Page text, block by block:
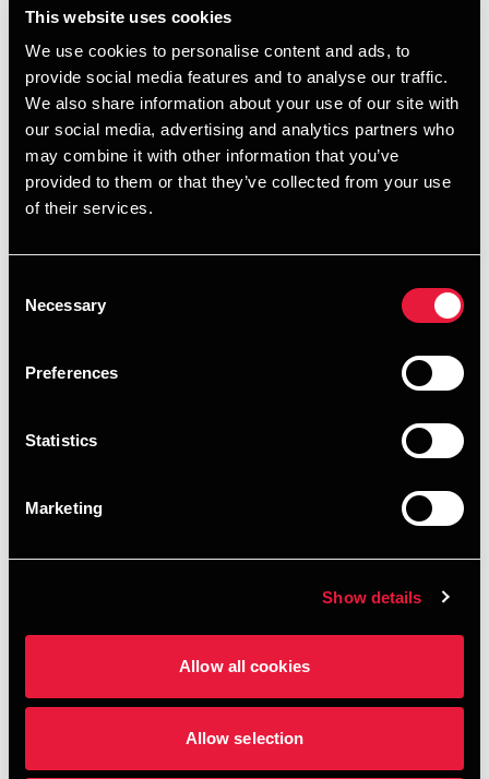
This website uses cookies
We use cookies to personalise content and ads, to
provide social media features and to analyse our traffic.
We also share information about your use of our site with
our social media, advertising and analytics partners who
may combine it with other information that you’ve
provided to them or that they’ve collected from your use
of their services.
Selection
Necessary
Preferences
Statistics
Marketing
Show details
Allow all cookies
Allow selection
på hinanden følgende regnskabsår. Selskaber med en
balancesum på over 50 mio. kr. i både 2022 og 2023 er
omfattet af reglen allerede fra i år.
Revisoren, der skal påtegne 2023-regnskabet, skal vælges
på en generalforsamling. Selskaber med
kalenderårsregnskab, der ikke har valgt en revisor på deres
ordinære generalforsamling i år, må derfor afholde en
ekstraordinær generalforsamling senest i løbet af 2023
den krævede revisorpåtegning. Kravet om revisorbistand
kan i øvrigt betyde, at selskabets vedtægter skal ændres,
da valg af revisor herefter bliver en del af dagsordenen for
Når det gælder valget mellem revision og udvidet
gennemgang, er selskaberne frit stillet. Langt de fleste vil
formentlig vælge en udvidet gennemgang. En sådan sikrer
en god kontrol af regnskabet og en god kvalitet og
regnskab giver til forretningsforbindelser, kreditgivere,
pengeinstitutter og offentlige myndigheder, herunder ikke
mindst skattemyndighederne. Du kan læse mere om
restaurations- og cateringvirksomheder af enhver art,
vognmandsvirksomheder, de fleste bilhandlere – både
detail og engros og både personbiler, varebiler og